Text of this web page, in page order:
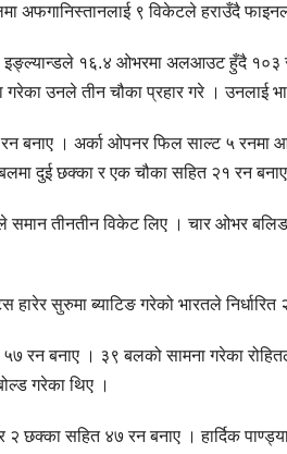
अफगानिस्तानलाई ९ विकेटले हराउँदै
इङ्ल्यान्डले १६.४ ओभरमा अलआउट हुँदै १०३
उनले तीन चौका प्रहार गरे । उनलाई
बनाए । अर्का ओपनर फिल साल्ट ५ रनमा
दुई छक्का र एक चौका सहित २१ रन
समान तीनतीन विकेट लिए । चार ओभर
हारेर सुरुमा ब्याटिङ गरेको भारतले
५७ रन बनाए । ३९ बलको सामना गरेका
गरेका थिए ।
छक्का सहित ४७ रन बनाए । हार्दिक